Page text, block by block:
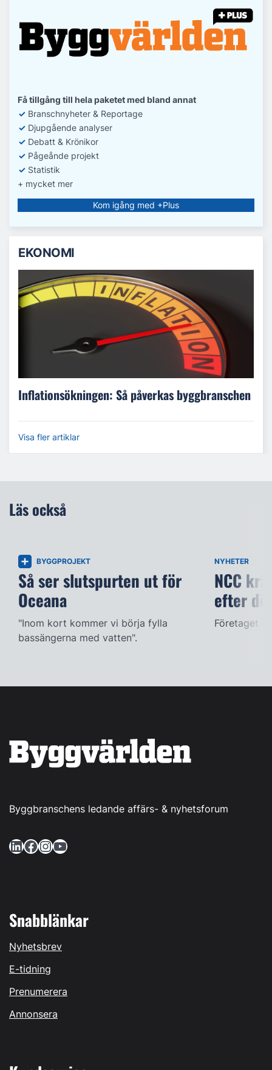
Få tillgång till hela paketet med bland annat
✓ Branschnyheter & Reportage
✓ Djupgående analyser
✓ Debatt & Krönikor
✓ Pågeånde projekt
✓ Statistik
+ mycket mer
Kom igång med +Plus
EKONOMI
Inflationsökningen: Så påverkas byggbranschen
Visa fler artiklar
Läs också
BYGGPROJEKT
Så ser slutspurten ut för
Oceana
"Inom kort kommer vi börja fylla
bassängerna med vatten".
NYHETER
NCC
efter
Företaget
Byggbranschens ledande affärs- & nyhetsforum
LinkedIn Facebook InstagramYouTube
Snabblänkar
Nyhetsbrev
E-tidning
Prenumerera
Annonsera